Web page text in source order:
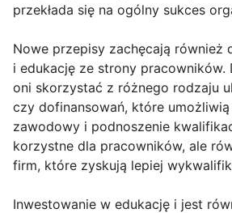
przekłada się na ogólny sukces
Nowe przepisy zachęcają również
i edukację ze strony pracowników.
oni skorzystać z różnego rodzaju
czy dofinansowań, które
zawodowy i podnoszenie
korzystne dla pracowników, ale
firm, które zyskują lepiej
Inwestowanie w edukację i jest